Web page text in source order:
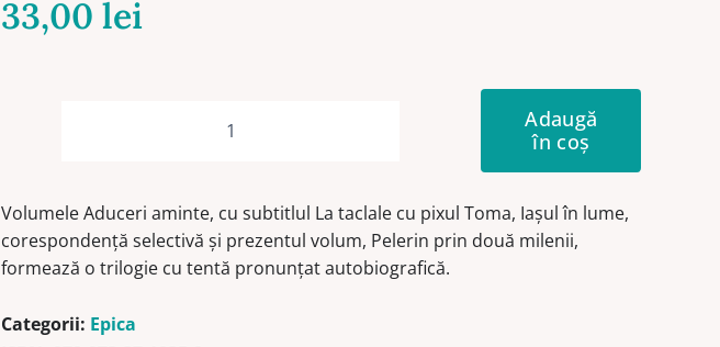
33,00 lei
Cantitate
două
milenii
Adaugă
în coș
Volumele Aduceri aminte, cu subtitlul La taclale cu pixul Toma, Iaşul în lume,
corespondenţă selectivă şi prezentul volum, Pelerin prin două milenii,
formează o trilogie cu tentă pronunţat autobiografică.
Categorii: Epica